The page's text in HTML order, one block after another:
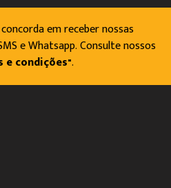
em receber nossas
e Whatsapp. Consulte nossos
e condições".